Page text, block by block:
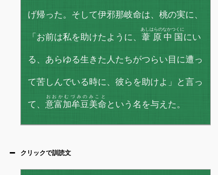
げ帰った。そして伊邪那岐命は、桃の実に、
「お前は私を助けたように、 葦原中国
あしはらのなかつくに
にい
る、あらゆる生きた人たちがつらい目に遭っ
て苦しんでいる時に、彼らを助けよ」と言っ
て、 意富加牟豆美命
おおかむづみのみこと
という名を与えた。
クリックで訓読文